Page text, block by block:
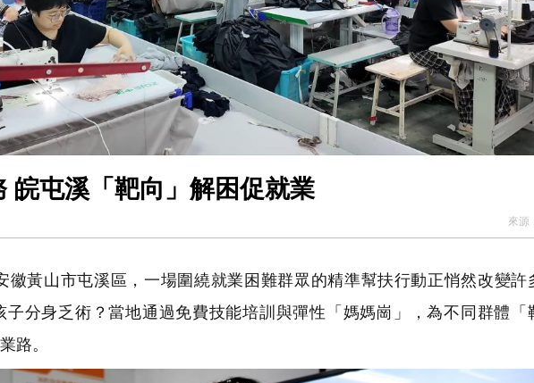
聚焦訴求細化服務 皖屯溪「靶向」解困促就業
來源
黃山市屯溪區，一場圍繞就業困難群眾的精準幫扶行動正悄然改變許
子分身乏術？當地通過免費技能培訓與彈性「媽媽崗」，為不同群體「
路。